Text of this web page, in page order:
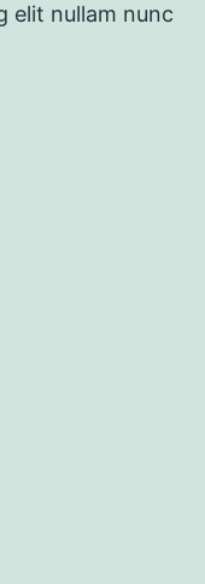
elit nullam nunc